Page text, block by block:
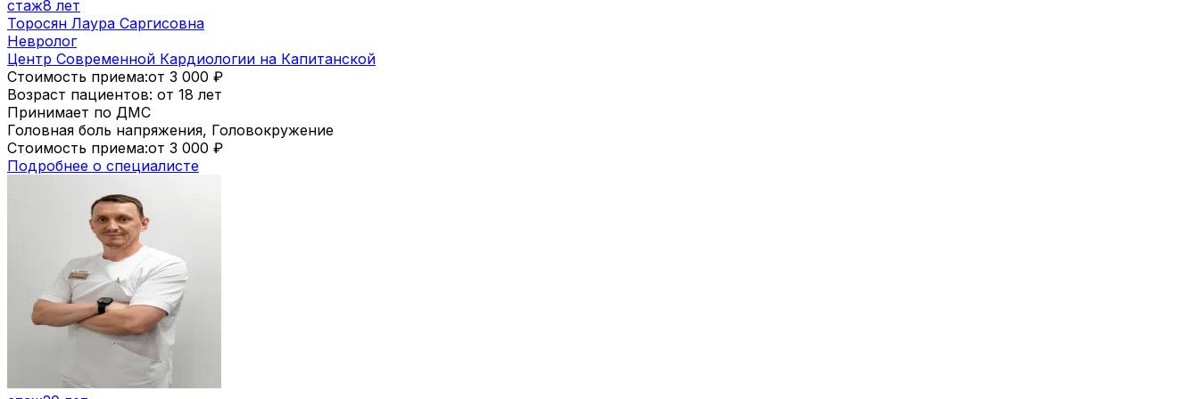
стаж8 лет
Торосян Лаура Саргисовна
Невролог
Центр Современной Кардиологии на Капитанской
Стоимость приема:от 3 000 ₽
Возраст пациентов: от 18 лет
Принимает по ДМС
Головная боль напряжения, Головокружение
Стоимость приема:от 3 000 ₽
Подробнее о специалисте